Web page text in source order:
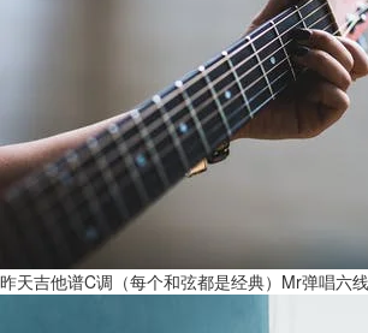
昨天吉他谱C调（每个和弦都是经典）Mr弹唱六